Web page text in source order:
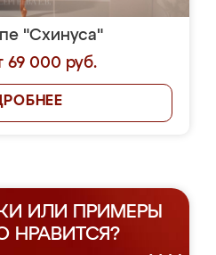
"Схинуса"
69 000 руб.
ИЛИ ПРИМЕРЫ
НРАВИТСЯ?